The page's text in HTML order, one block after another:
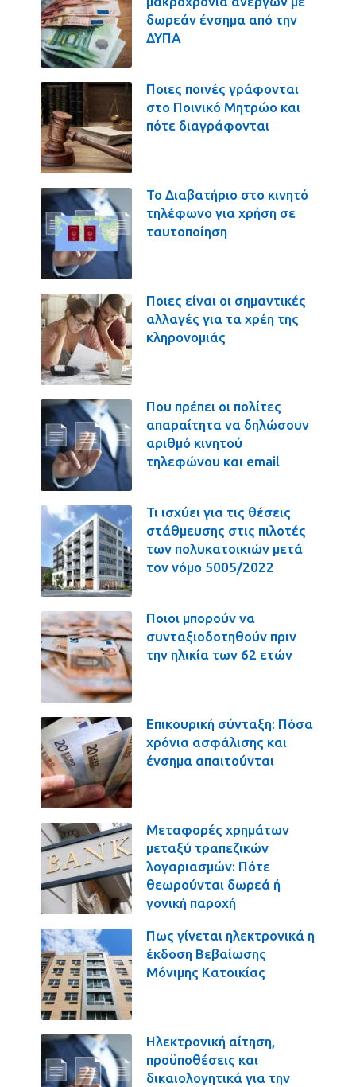
δωρεάν ένσημα από την
ΔΥΠΑ
Ποιες ποινές γράφονται
στο Ποινικό Μητρώο και
πότε διαγράφονται
Το Διαβατήριο στο κινητό
τηλέφωνο για χρήση σε
ταυτοποίηση
Ποιες είναι οι σημαντικές
αλλαγές για τα χρέη της
κληρονομιάς
Που πρέπει οι πολίτες
απαραίτητα να δηλώσουν
αριθμό κινητού
τηλεφώνου και email
Τι ισχύει για τις θέσεις
στάθμευσης στις πιλοτές
των πολυκατοικιών μετά
τον νόμο 5005/2022
Ποιοι μπορούν να
συνταξιοδοτηθούν πριν
την ηλικία των 62 ετών
Επικουρική σύνταξη: Πόσα
χρόνια ασφάλισης και
ένσημα απαιτούνται
Μεταφορές χρημάτων
μεταξύ τραπεζικών
λογαριασμών: Πότε
θεωρούνται δωρεά ή
γονική παροχή
Πως γίνεται ηλεκτρονικά η
έκδοση Βεβαίωσης
Μόνιμης Κατοικίας
Ηλεκτρονική αίτηση,
προϋποθέσεις και
δικαιολογητικά για την